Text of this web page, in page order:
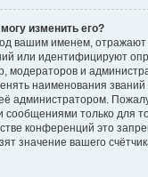
изменить его?
вашим именем, отражают
или идентифицируют
модераторов и
наименования
администратором.
только для
конференций это
значение вашего